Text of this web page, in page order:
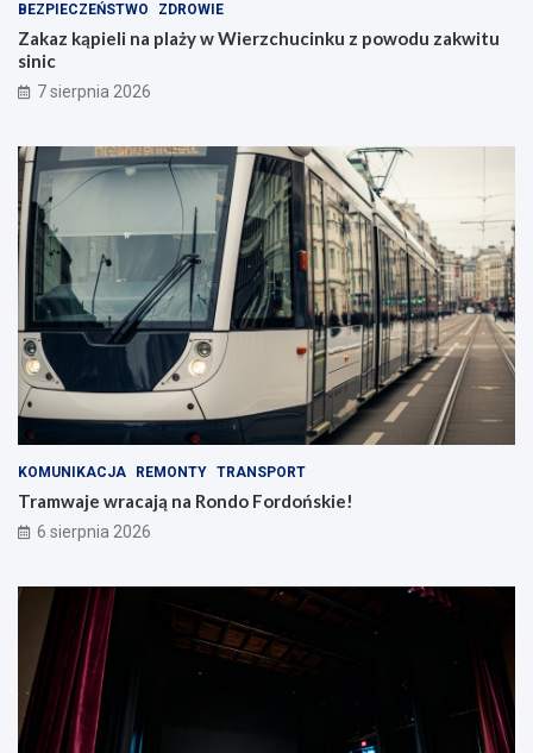
BEZPIECZEŃSTWO ZDROWIE
Zakaz kąpieli na plaży w Wierzchucinku z powodu zakwitu
sinic
7 sierpnia 2026
KOMUNIKACJA REMONTY TRANSPORT
Tramwaje wracają na Rondo Fordońskie!
6 sierpnia 2026